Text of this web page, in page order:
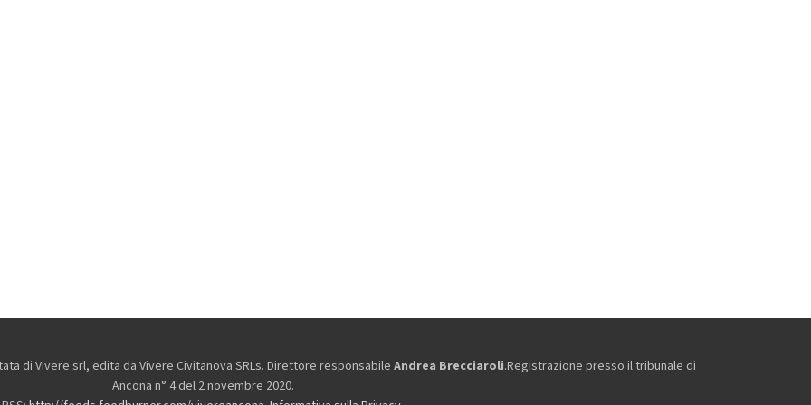
di Vivere srl, edita da Vivere Civitanova SRLs. Direttore responsabile Andrea Brecciaroli.Registrazione presso il tribunale di
Ancona n° 4 del 2 novembre 2020.